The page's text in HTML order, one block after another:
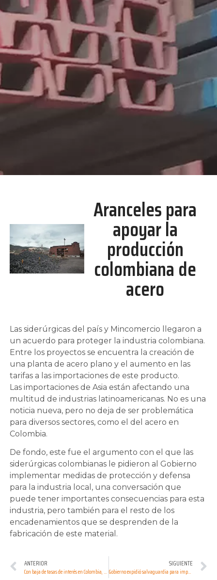
Aranceles para
apoyar la
producción
colombiana de
acero
Las siderúrgicas del país y Mincomercio llegaron a
un acuerdo para proteger la industria colombiana.
Entre los proyectos se encuentra la creación de
una planta de acero plano y el aumento en las
tarifas a las importaciones de este producto.
Las importaciones de Asia están afectando una
multitud de industrias latinoamericanas. No es una
noticia nueva, pero no deja de ser problemática
para diversos sectores, como el del acero en
Colombia.
De fondo, este fue el argumento con el que las
siderúrgicas colombianas le pidieron al Gobierno
implementar medidas de protección y defensa
para la industria local, una conversación que
puede tener importantes consecuencias para esta
industria, pero también para el resto de los
encadenamientos que se desprenden de la
fabricación de este material.
ANTERIOR
Con baja de tasas de interés en Colombia, la vivienda en 2024 se recuperará
SIGUIENTE
Gobierno expidió salvaguardia para importación de acero desde la Comunidad Andina